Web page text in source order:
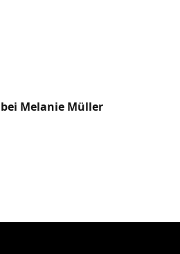
Melanie Müller